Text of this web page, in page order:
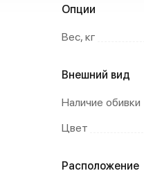
Опции
Вес, кг
Внешний вид
Наличие обивки
Цвет
Расположение